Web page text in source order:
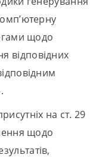
щодо
відповідних
на ст. 29
щодо